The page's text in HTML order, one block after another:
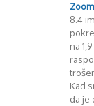
Zoom
8.4
na
Kad
da je